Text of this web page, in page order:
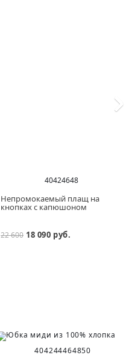
40424648
Непромокаемый плащ на
кнопках с капюшоном
22 600 18 090 руб.
404244464850